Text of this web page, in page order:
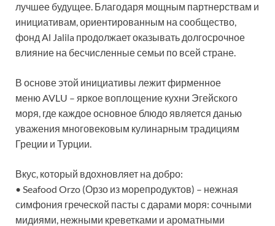
лучшее будущее. Благодаря мощным партнерствам и
инициативам, ориентированным на сообщество,
фонд Al Jalila продолжает оказывать долгосрочное
влияние на бесчисленные семьи по всей стране.
В основе этой инициативы лежит фирменное
меню AVLU – яркое воплощение кухни Эгейского
моря, где каждое основное блюдо является данью
уважения многовековым кулинарным традициям
Греции и Турции.
Вкус, который вдохновляет на добро:
• Seafood Orzo (Орзо из морепродуктов) – нежная
симфония греческой пасты с дарами моря: сочными
мидиями, нежными креветками и ароматными